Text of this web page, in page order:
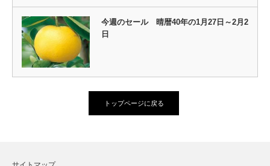
今週のセール 晴暦40年の1月27日～2月2
日
トップページに戻る